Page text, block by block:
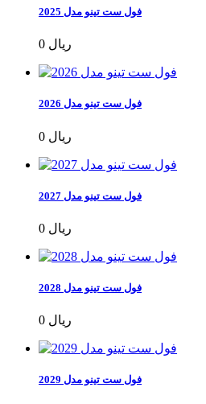
فول ست تینو مدل 2025
0 ریال
فول ست تینو مدل 2026
0 ریال
فول ست تینو مدل 2027
0 ریال
فول ست تینو مدل 2028
0 ریال
فول ست تینو مدل 2029